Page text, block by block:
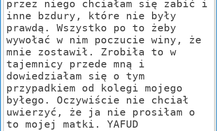
przez niego chciałam się zabić i
inne bzdury, które nie były
prawdą. Wszystko po to żeby
wywołać w nim poczucie winy, że
mnie zostawił. Zrobiła to w
tajemnicy przede mną i
dowiedziałam się o tym
przypadkiem od kolegi mojego
byłego. Oczywiście nie chciał
uwierzyć, że ja nie prosiłam o
to mojej matki. YAFUD